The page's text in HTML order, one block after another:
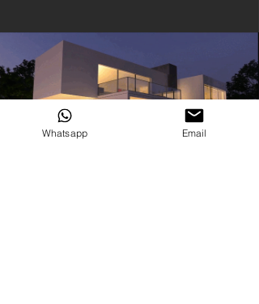
Whatsapp Email